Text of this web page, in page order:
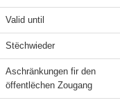
Valid until
Stëchwieder
Aschränkungen fir den
öffentlëchen Zougang